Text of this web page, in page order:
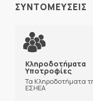
ΣΥΝΤΟΜΕΥΣΕΙΣ
Κληροδοτήματα
Υποτροφίες
Τα Κληροδοτήματα
ΕΣΗΕΑ